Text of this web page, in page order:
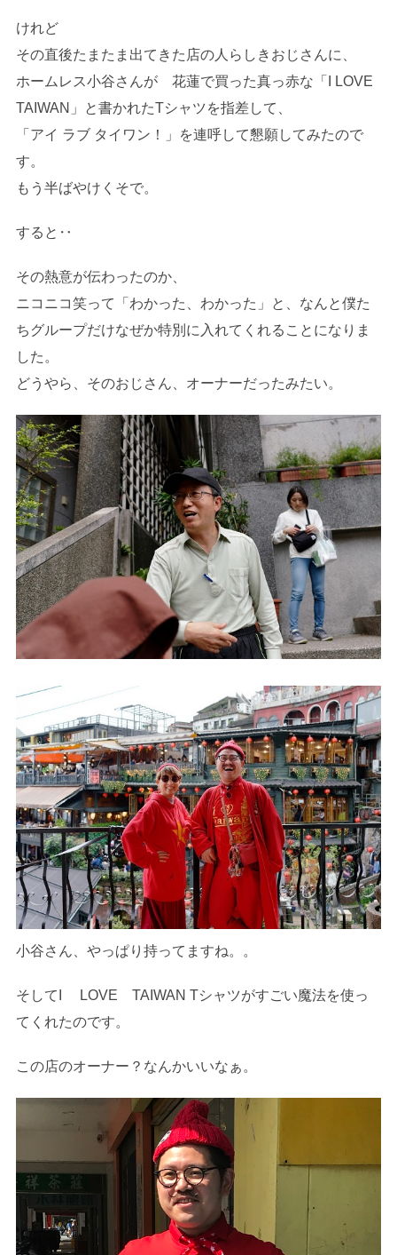
けれど
その直後たまたま出てきた店の人らしきおじさんに、
ホームレス小谷さんが 花蓮で買った真っ赤な「I LOVE
TAIWAN」と書かれたTシャツを指差して、
「アイ ラブ タイワン！」を連呼して懇願してみたので
す。
もう半ばやけくそで。
すると‥
その熱意が伝わったのか、
ニコニコ笑って「わかった、わかった」と、なんと僕た
ちグループだけなぜか特別に入れてくれることになりま
した。
どうやら、そのおじさん、オーナーだったみたい。
小谷さん、やっぱり持ってますね。。
そしてI LOVE TAIWAN Tシャツがすごい魔法を使っ
てくれたのです。
この店のオーナー？なんかいいなぁ。